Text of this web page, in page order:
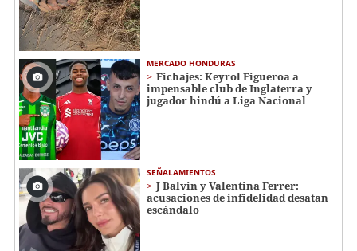
MERCADO HONDURAS
Fichajes: Keyrol Figueroa a
impensable club de Inglaterra y
jugador hindú a Liga Nacional
SEÑALAMIENTOS
J Balvin y Valentina Ferrer:
acusaciones de infidelidad desatan
escándalo